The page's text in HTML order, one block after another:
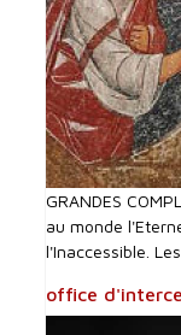
GRANDES
au monde
l'Inaccessible.
office